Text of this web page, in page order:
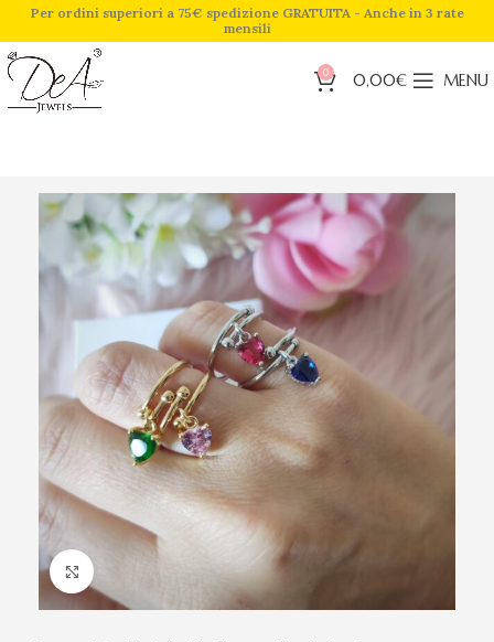
Per ordini superiori a 75€ spedizione GRATUITA - Anche in 3 rate
mensili
0 0,00€ MENU